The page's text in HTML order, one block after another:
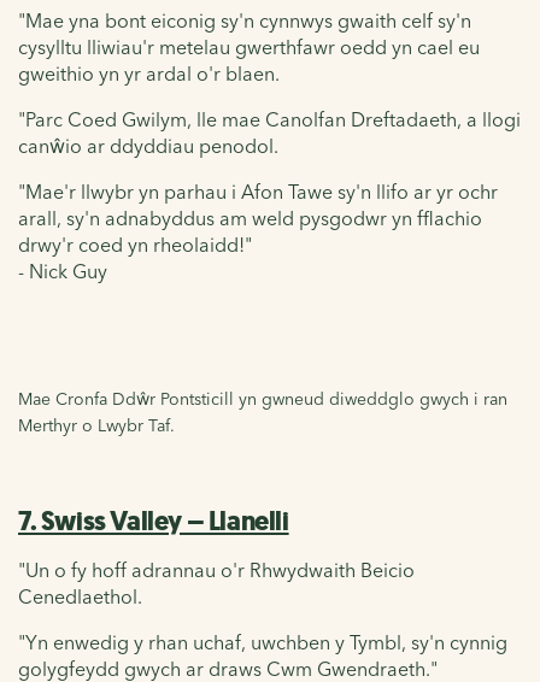
"Mae yna bont eiconig sy'n cynnwys gwaith celf sy'n
cysylltu lliwiau'r metelau gwerthfawr oedd yn cael eu
gweithio yn yr ardal o'r blaen.
"Parc Coed Gwilym, lle mae Canolfan Dreftadaeth, a llogi
canŵio ar ddyddiau penodol.
"Mae'r llwybr yn parhau i Afon Tawe sy'n llifo ar yr ochr
arall, sy'n adnabyddus am weld pysgodwr yn fflachio
drwy'r coed yn rheolaidd!"
- Nick Guy
Mae Cronfa Ddŵr Pontsticill yn gwneud diweddglo gwych i ran
Merthyr o Lwybr Taf.
7. Swiss Valley – Llanelli
"Un o fy hoff adrannau o'r Rhwydwaith Beicio
Cenedlaethol.
"Yn enwedig y rhan uchaf, uwchben y Tymbl, sy'n cynnig
golygfeydd gwych ar draws Cwm Gwendraeth."